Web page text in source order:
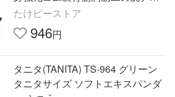
ストエキスパンダー引き締め室内
たけピーストア
946円
タニタ(TANITA) TS-964 グリーン
タニタサイズ ソフトエキスパンダ